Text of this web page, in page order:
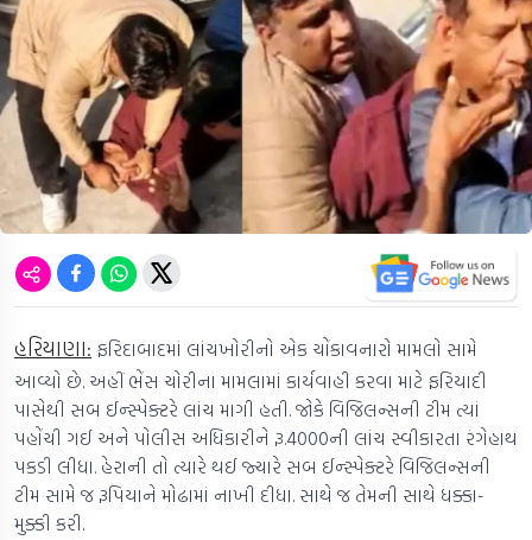
હરિયાણા: ફરિદાબાદમાં લાંચખોરીનો એક ચોંકાવનારો મામલો સામે
આવ્યો છે. અહીં ભેંસ ચોરીના મામલામાં કાર્યવાહી કરવા માટે ફરિયાદી
પાસેથી સબ ઈન્સ્પેક્ટરે લાંચ માગી હતી. જોકે વિજિલન્સની ટીમ ત્યાં
પહોંચી ગઈ અને પોલીસ અધિકારીને રૂ.4000ની લાંચ સ્વીકારતા રંગેહાથ
પકડી લીધા. હેરાની તો ત્યારે થઈ જ્યારે સબ ઈન્સ્પેક્ટરે વિજિલન્સની
ટીમ સામે જ રૂપિયાને મોઢામાં નાખી દીધા. સાથે જ તેમની સાથે ધક્કા-
મુક્કી કરી.